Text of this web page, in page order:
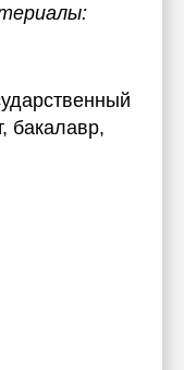
, бакалавр,